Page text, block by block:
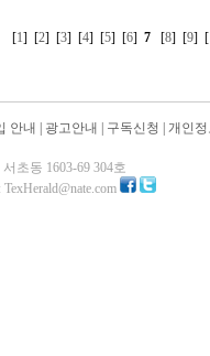
[1] [2] [3] [4] [5] [6]7 [8] [9] [
안내 광고안내 구독신청 개인
초동 1603-69 304호